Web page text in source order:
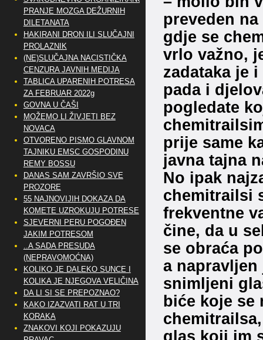
preveden
gdje se
vrlo važno,
zadataka je
pada i
pogledate
prije same
javna tajna
No ipak
chemitrailsi
frekventne
čine, da u
se obraća
a
snimljeni
biće koje
PRANJE MOZGA DEŽURNIH
DILETANATA
HAKIRANI DRON ILI SLUČAJNI
PROLAZNIK
(NE)SLUČAJNA NACISTIČKA
CENZURA JAVNIH MEDIJA
TABLICA UPARENIH POTRESA
ZA FEBRUAR 2022g
GOVNA U ČAŠI
MOŽEMO LI ŽIVJETI BEZ
NOVACA
OTVORENO PISMO GLAVNOM
TAJNIKU EMSC GOSPODINU
REMY BOSSU
DANAS SAM ZAVRŠIO SVE
PROZORE
55 NAJNOVIJIH DOKAZA DA
KOMETE UZROKUJU POTRESE
SJEVERNI PERU POGOĐEN
JAKIM POTRESOM
..A SADA PRESUDA
(NEPRAVOMOĆNA)
KOLIKO JE DALEKO SUNCE I
KOLIKA JE NJEGOVA VELIČINA
DA LI SI SE PREPOZNAO?
KAKO IZAZVATI RAT U TRI
KORAKA
ZNAKOVI KOJI POKAZUJU